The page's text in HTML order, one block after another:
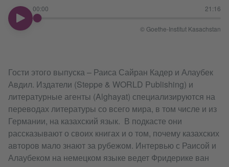
00:00
21:16
00:00
© Goethe-Institut Kasachstan
Гости этого выпуска – Раиса Сайран Кадер и Алаубек
Авдил. Издатели (Steppe & WORLD Publishing) и
литературные агенты (Alghayat) специализируются на
переводах литературы со всего мира, в том числе и из
Германии, на казахский язык. В подкасте они
рассказывают о своих книгах и о том, почему казахских
авторов мало знают за рубежом. Интервью с Раисой и
Алаубеком на немецком языке ведет Фридерике ван